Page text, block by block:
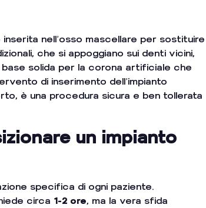
nell’osso mascellare per sostituire
che si appoggiano sui denti vicini,
base solida per la corona artificiale che
di inserimento dell’impianto
è una procedura sicura e ben tollerata
un impianto
specifica di ogni paziente.
circa 1-2 ore, ma la vera sfida